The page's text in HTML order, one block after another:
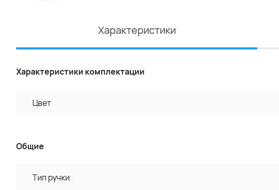
Характеристики
Характеристики комплектации
Цвет
Общие
Тип ручки